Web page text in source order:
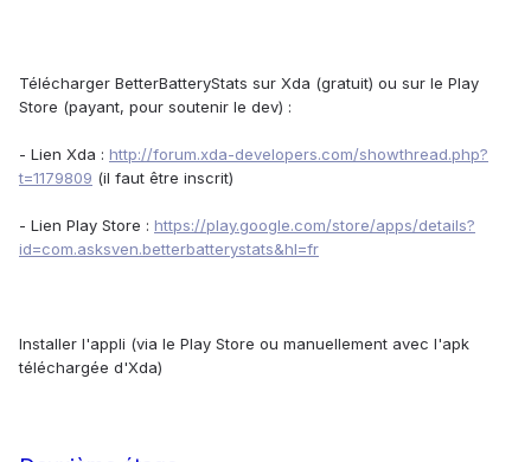
Télécharger BetterBatteryStats sur Xda (gratuit) ou sur le Play
Store (payant, pour soutenir le dev) :
- Lien Xda : http://forum.xda-developers.com/showthread.php?
t=1179809 (il faut être inscrit)
- Lien Play Store : https://play.google.com/store/apps/details?
id=com.asksven.betterbatterystats&hl=fr
Installer l'appli (via le Play Store ou manuellement avec l'apk
téléchargée d'Xda)